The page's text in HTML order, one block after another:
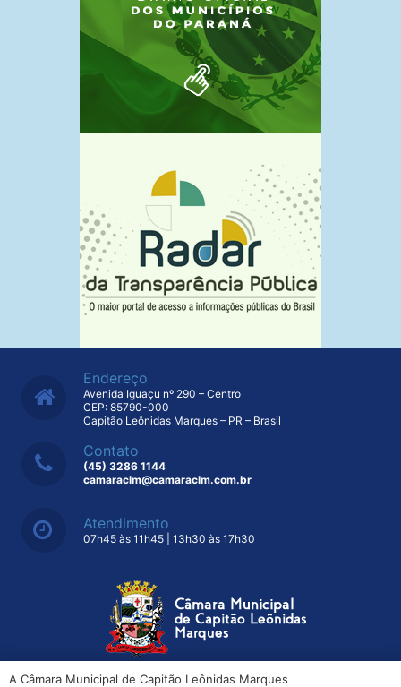
Endereço
Avenida Iguaçu nº 290 – Centro
CEP: 85790-000
Capitão Leônidas Marques – PR – Brasil
Contato
(45) 3286 1144
camaraclm@camaraclm.com.br
Atendimento
07h45 às 11h45 | 13h30 às 17h30
A Câmara Municipal de Capitão Leônidas Marques